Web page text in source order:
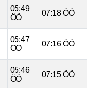
05:49
ÖÖ
07:18 ÖÖ
05:47
ÖÖ
07:16 ÖÖ
05:46
ÖÖ
07:15 ÖÖ